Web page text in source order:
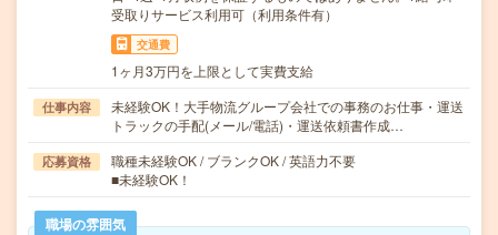
受取りサービス利用可（利用条件有）
交通費
1ヶ月3万円を上限として実費支給
仕事内容
未経験OK！大手物流グループ会社での事務のお仕事・運送
トラックの手配(メール/電話)・運送依頼書作成…
応募資格
職種未経験OK / ブランクOK / 英語力不要
■未経験OK！
職場の雰囲気